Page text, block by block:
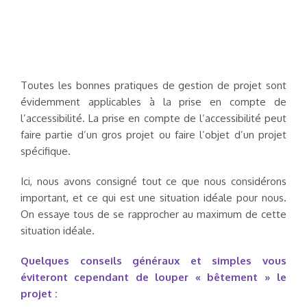
Toutes les bonnes pratiques de gestion de projet sont
évidemment applicables à la prise en compte de
l’accessibilité. La prise en compte de l’accessibilité peut
faire partie d’un gros projet ou faire l’objet d’un projet
spécifique.
Ici, nous avons consigné tout ce que nous considérons
important, et ce qui est une situation idéale pour nous.
On essaye tous de se rapprocher au maximum de cette
situation idéale.
Quelques conseils généraux et simples vous
éviteront cependant de louper « bêtement » le
projet :